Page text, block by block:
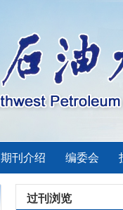
期刊介绍 编委会
过刊浏览